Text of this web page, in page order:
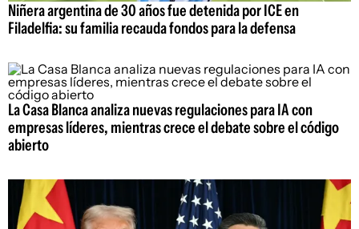
Niñera argentina de 30 años fue detenida por ICE en
Filadelfia: su familia recauda fondos para la defensa
La Casa Blanca analiza nuevas regulaciones para IA con
empresas líderes, mientras crece el debate sobre el código
abierto